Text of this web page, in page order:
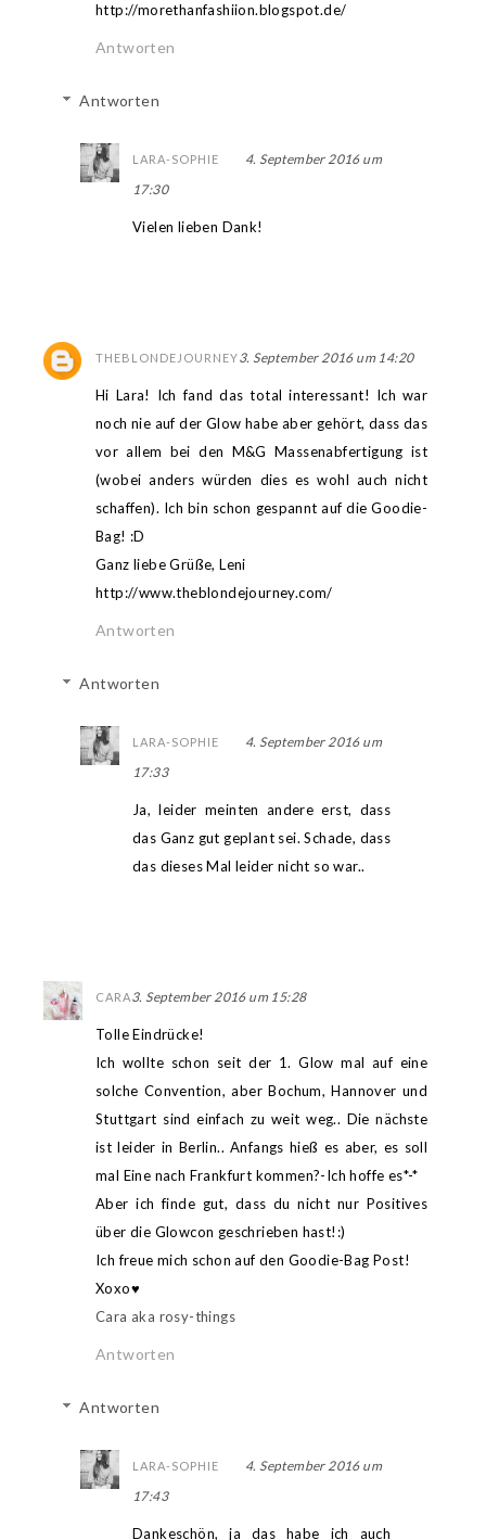
http://morethanfashiion.blogspot.de/
Antworten
Antworten
LARA-SOPHIE
4. September 2016 um
17:30
Vielen lieben Dank!
THEBLONDEJOURNEY3. September 2016 um 14:20
Hi Lara! Ich fand das total interessant! Ich war
noch nie auf der Glow habe aber gehört, dass das
vor allem bei den M&G Massenabfertigung ist
(wobei anders würden dies es wohl auch nicht
schaffen). Ich bin schon gespannt auf die Goodie-
Bag! :D
Ganz liebe Grüße, Leni
http://www.theblondejourney.com/
Antworten
Antworten
LARA-SOPHIE
4. September 2016 um
17:33
Ja, leider meinten andere erst, dass
das Ganz gut geplant sei. Schade, dass
das dieses Mal leider nicht so war..
CARA3. September 2016 um 15:28
Tolle Eindrücke!
Ich wollte schon seit der 1. Glow mal auf eine
solche Convention, aber Bochum, Hannover und
Stuttgart sind einfach zu weit weg.. Die nächste
ist leider in Berlin.. Anfangs hieß es aber, es soll
mal Eine nach Frankfurt kommen?-Ich hoffe es*-*
Aber ich finde gut, dass du nicht nur Positives
über die Glowcon geschrieben hast!:)
Ich freue mich schon auf den Goodie-Bag Post!
Xoxo♥
Cara aka rosy-things
Antworten
Antworten
LARA-SOPHIE
4. September 2016 um
17:43
Dankeschön, ja das habe ich auch